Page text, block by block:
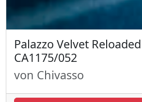
Palazzo Velvet Reloaded
CA1175/052
von Chivasso